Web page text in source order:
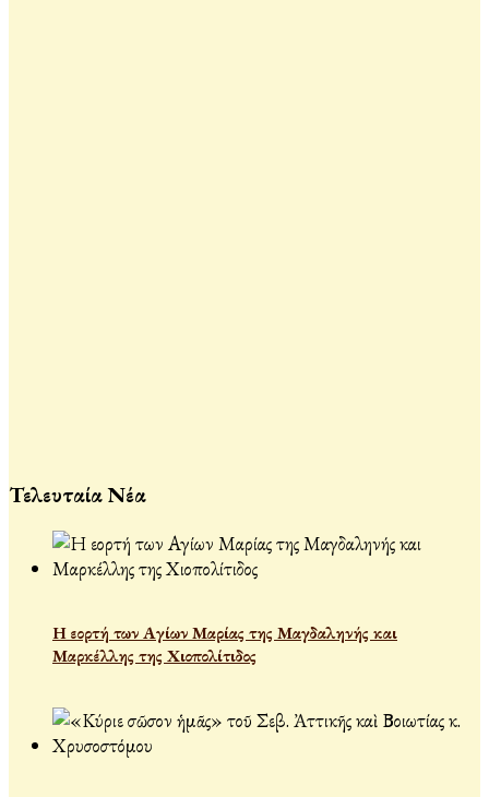
Τελευταία Νέα
Η εορτή των Αγίων Μαρίας της Μαγδαληνής και
Μαρκέλλης της Χιοπολίτιδος